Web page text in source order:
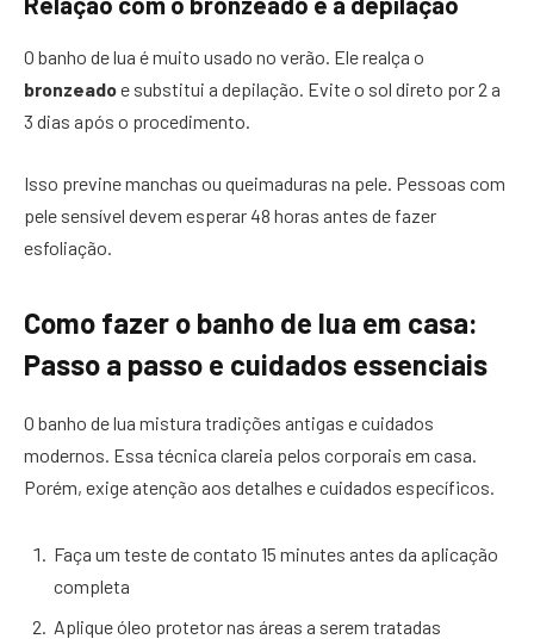
O banho de lua é muito usado no verão. Ele realça o
bronzeadoe substitui a depilação. Evite o sol direto por 2 a
3 dias após o procedimento.
Isso previne manchas ou queimaduras na pele. Pessoas com
pele sensível devem esperar 48 horas antes de fazer
esfoliação.
Como fazer o banho de lua em casa:
Passo a passo e cuidados essenciais
O banho de lua mistura tradições antigas e cuidados
modernos. Essa técnica clareia pelos corporais em casa.
Porém, exige atenção aos detalhes e cuidados específicos.
Faça um teste de contato 15 minutes antes da aplicação
completa
Aplique óleo protetor nas áreas a serem tratadas